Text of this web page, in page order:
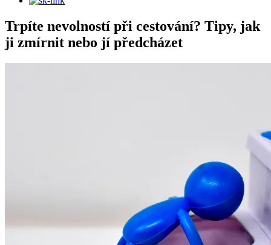
Trpíte nevolností při cestování? Tipy, jak
ji zmírnit nebo jí předcházet